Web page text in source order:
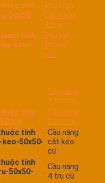
Phụ kiện
Cầu nâng
4 trụ
Phụ kiện
Phòng
sơn
Cầu nâng
1 trụ cũ
Cầu nâng
2 trụ cũ
Cầu nâng
cắt kéo
cũ
Cầu nâng
4 trụ cũ